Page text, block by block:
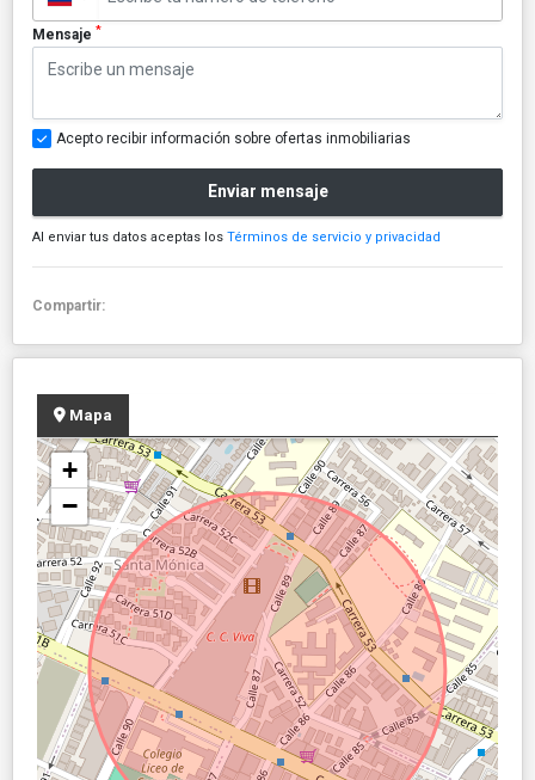
Mensaje *
Acepto recibir información sobre ofertas inmobiliarias
Enviar mensaje
Al enviar tus datos aceptas los Términos de servicio y privacidad
Compartir:
Mapa
+
−